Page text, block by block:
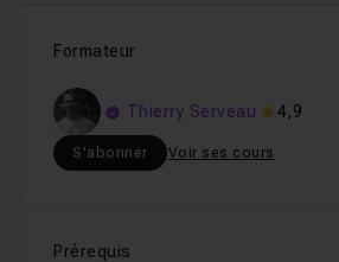
Formateur
Thierry Serveau 4,9
S'abonner Voir ses cours
Prérequis